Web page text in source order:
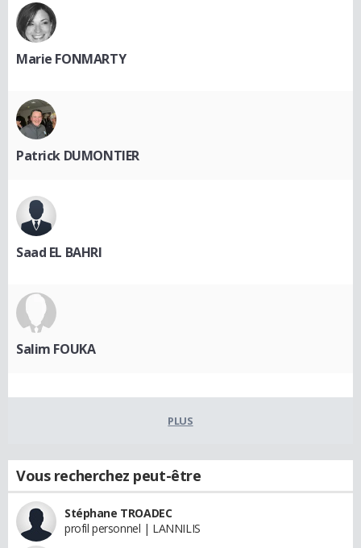
Marie FONMARTY
Patrick DUMONTIER
Saad EL BAHRI
Salim FOUKA
PLUS
Vous recherchez peut-être
Stéphane TROADEC
profil personnel | LANNILIS